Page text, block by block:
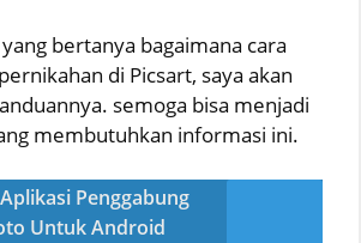
bertanya bagaimana cara
di Picsart, saya akan
semoga bisa menjadi
membutuhkan informasi ini.
Penggabung
Untuk Android